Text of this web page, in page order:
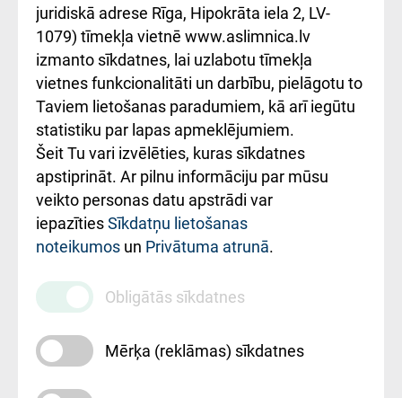
kārtība
Kā pie mums nokļūt
Rēķinu apmaksas
ceļvedis
Rekvizīti un
ārstniecības
iestādes kods
010000234
Maksas
pakalpojumu
cenrādis
Україною
juridiskā adrese Rīga, Hipokrāta iela 2, LV-
1079) tīmekļa vietnē www.aslimnica.lv
izmanto sīkdatnes, lai uzlabotu tīmekļa
vietnes funkcionalitāti un darbību, pielāgotu to
Taviem lietošanas paradumiem, kā arī iegūtu
statistiku par lapas apmeklējumiem.
Šeit Tu vari izvēlēties, kuras sīkdatnes
apstiprināt. Ar pilnu informāciju par mūsu
veikto personas datu apstrādi var
iepazītiesSīkdatņu lietošanas
noteikumos un Privātuma atrunā.
Obligātās sīkdatnes
Mērķa (reklāmas) sīkdatnes